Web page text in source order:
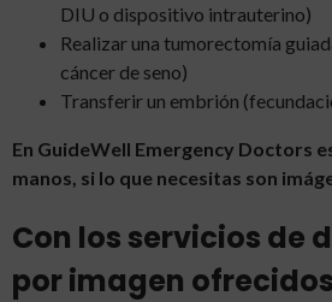
DIU o dispositivo intrauterino)
Realizar una tumorectomía
cáncer de seno)
Transferir un embrión
En GuideWell Emergency Doctors
manos, si lo que necesitas son
Con los servicios de
por imagen